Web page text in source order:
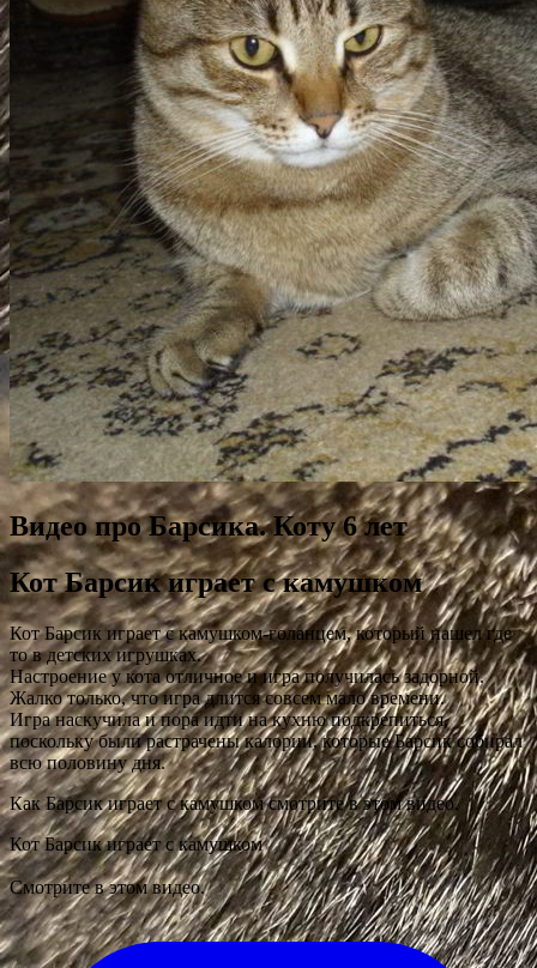
Видео про Барсика. Коту 6 лет
Кот Барсик играет с камушком
Кот Барсик играет с камушком-голанцем, который нашел где
то в детских игрушках.
Настроение у кота отличное и игра получилась задорной.
Жалко только, что игра длится совсем мало времени.
Игра наскучила и пора идти на кухню подкрепиться,
поскольку были растрачены калории, которые Барсик собирал
всю половину дня.
Как Барсик играет с камушком смотрите в этом видео.
Кот Барсик играет с камушком
Cмотрите в этом видео.